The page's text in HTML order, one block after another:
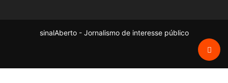
sinalAberto - Jornalismo de interesse público